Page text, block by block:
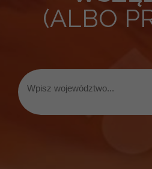
(ALBO